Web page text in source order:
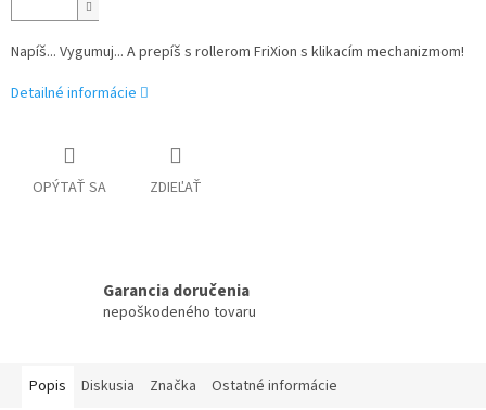
Napíš... Vygumuj... A prepíš s rollerom FriXion s klikacím mechanizmom!
Detailné informácie
OPÝTAŤ SA ZDIEĽAŤ
Garancia doručenia
nepoškodeného tovaru
Popis Diskusia Značka Ostatné informácie